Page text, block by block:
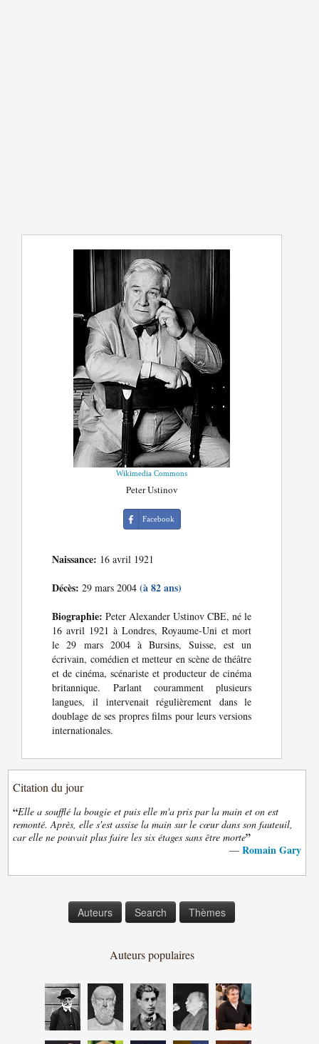
Wikimedia Commons
Peter Ustinov
Facebook
Naissance: 16 avril 1921
Décès: 29 mars 2004(à 82 ans)
Biographie: Peter Alexander Ustinov CBE, né le
16 avril 1921 à Londres, Royaume-Uni et mort
le 29 mars 2004 à Bursins, Suisse, est un
écrivain, comédien et metteur en scène de théâtre
et de cinéma, scénariste et producteur de cinéma
britannique. Parlant couramment plusieurs
langues, il intervenait régulièrement dans le
doublage de ses propres films pour leurs versions
internationales.
Citation du jour
“Elle a soufflé la bougie et puis elle m'a pris par la main et on est
remonté. Après, elle s'est assise la main sur le cœur dans son fauteuil,
car elle ne pouvait plus faire les six étages sans être morte”
— Romain Gary
Auteurs Search Thèmes
Auteurs populaires